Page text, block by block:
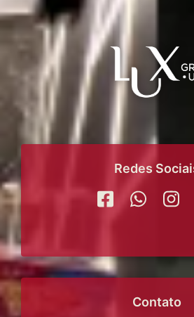
Redes
Contato